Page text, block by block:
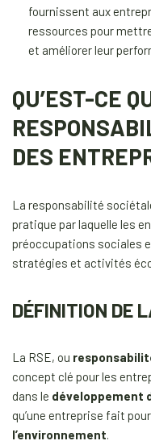
fournissent aux
ressources pour
et améliorer leur
QU’EST-CE
DES
La responsabilité
pratique par laquelle les
préoccupations sociales
stratégies et activités
DÉFINITION DE
La RSE, ou
concept clé pour les
dans le développement
qu’une entreprise fait pour
l’environnement.